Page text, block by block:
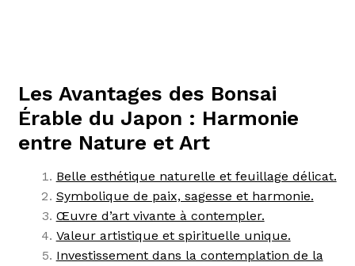
Les Avantages des Bonsai
Érable du Japon : Harmonie
entre Nature et Art
Belle esthétique naturelle et feuillage délicat.
Symbolique de paix, sagesse et harmonie.
Œuvre d’art vivante à contempler.
Valeur artistique et spirituelle unique.
Investissement dans la contemplation de la